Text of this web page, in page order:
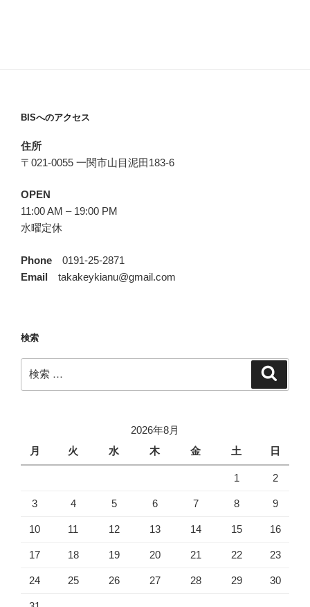
BISへのアクセス
住所
〒021-0055 一関市山目泥田183-6
OPEN
11:00 AM – 19:00 PM
水曜定休
Phone 0191-25-2871
Email takakeykianu@gmail.com
検索
検
索:
2026年8月
月
火 水 木 金 土 日
1 2
3 4 5 6 7 8 9
10 11 12 13 14 15 16
17 18 19 20 21 22 23
24 25 26 27 28 29 30